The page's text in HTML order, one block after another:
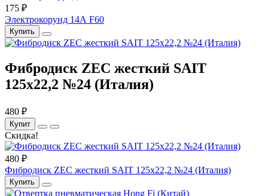
175 ₽
Электрокорунд 14А F60
Купить
Фибродиск ZEC жесткий SAIT
125х22,2 №24 (Италия)
480 ₽
Купит
Скидка!
480 ₽
Фибродиск ZEC жесткий SAIT 125х22,2 №24 (Италия)
Купить